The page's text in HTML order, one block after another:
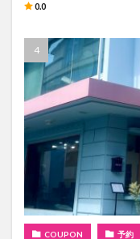
0.0
COUPON 予約